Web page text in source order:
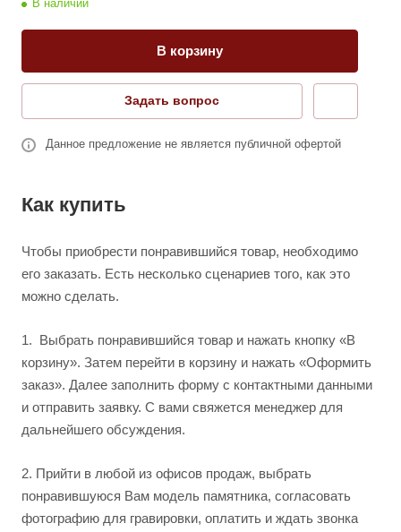
В наличии
В корзину
Задать вопрос
Данное предложение не является публичной офертой
Как купить
Чтобы приобрести понравившийся товар, необходимо
его заказать. Есть несколько сценариев того, как это
можно сделать.
1. Выбрать понравившийся товар и нажать кнопку «В
корзину». Затем перейти в корзину и нажать «Оформить
заказ». Далее заполнить форму с контактными данными
и отправить заявку. С вами свяжется менеджер для
дальнейшего обсуждения.
2. Прийти в любой из офисов продаж, выбрать
понравившуюся Вам модель памятника, согласовать
фотографию для гравировки, оплатить и ждать звонка